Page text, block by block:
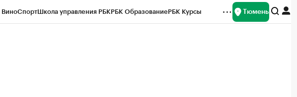
ВиноСпортШкола управления РБКРБК ОбразованиеРБК Курсы Тюмень